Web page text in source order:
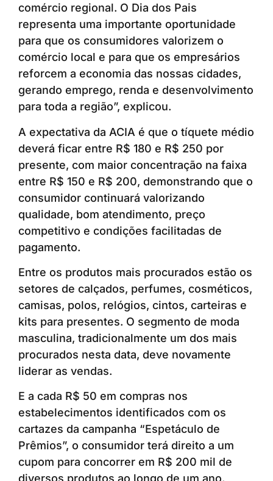
comércio regional. O Dia dos Pais
representa uma importante oportunidade
para que os consumidores valorizem o
comércio local e para que os empresários
reforcem a economia das nossas cidades,
gerando emprego, renda e desenvolvimento
para toda a região”, explicou.
A expectativa da ACIA é que o tíquete médio
deverá ficar entre R$ 180 e R$ 250 por
presente, com maior concentração na faixa
entre R$ 150 e R$ 200, demonstrando que o
consumidor continuará valorizando
qualidade, bom atendimento, preço
competitivo e condições facilitadas de
pagamento.
Entre os produtos mais procurados estão os
setores de calçados, perfumes, cosméticos,
camisas, polos, relógios, cintos, carteiras e
kits para presentes. O segmento de moda
masculina, tradicionalmente um dos mais
procurados nesta data, deve novamente
liderar as vendas.
E a cada R$ 50 em compras nos
estabelecimentos identificados com os
cartazes da campanha “Espetáculo de
Prêmios”, o consumidor terá direito a um
cupom para concorrer em R$ 200 mil de